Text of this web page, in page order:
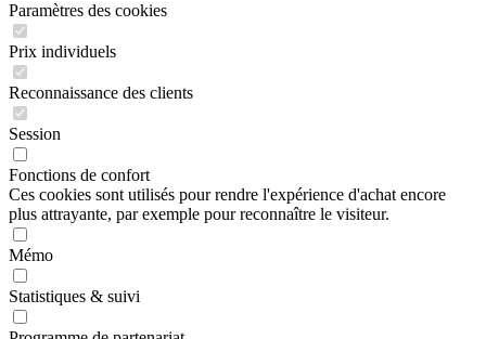
Paramètres des cookies
Prix individuels
Reconnaissance des clients
Session
Fonctions de confort
Ces cookies sont utilisés pour rendre l'expérience d'achat encore
plus attrayante, par exemple pour reconnaître le visiteur.
Mémo
Statistiques & suivi